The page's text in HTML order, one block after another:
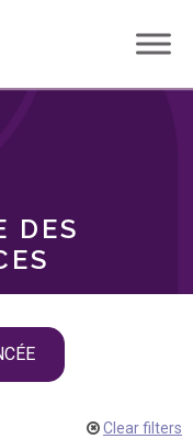
DES
Clear filters